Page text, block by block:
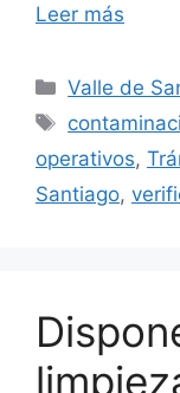
Leer más
Categorías
Valle de
Etiquetas
operativos,
Santiago,